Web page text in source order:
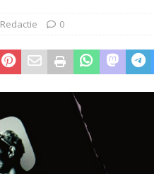
Redactie 0